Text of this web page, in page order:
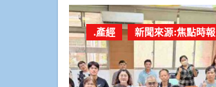
.產經 新聞來源:焦點時報